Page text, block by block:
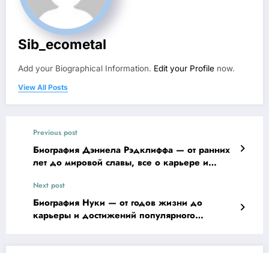
Sib_ecometal
Add your Biographical Information. Edit your Profile now.
View All Posts
Previous post
Биография Дэниела Рэдклиффа — от ранних
лет до мировой славы, все о карьере и
Next post
Биография Нуки — от годов жизни до
карьеры и достижений популярного